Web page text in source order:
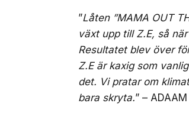
”Låten ”MAMA OUT
växt upp till Z.E, så
Resultatet blev över
Z.E är kaxig som
det. Vi pratar om
bara skryta.” – ADAAM